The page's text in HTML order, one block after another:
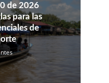
de 2026
para las
de